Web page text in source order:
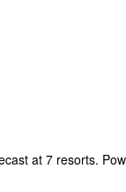
at 7 resorts.